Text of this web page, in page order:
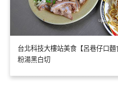
台北科技大樓站美食【呂巷仔口
粉湯黑白切